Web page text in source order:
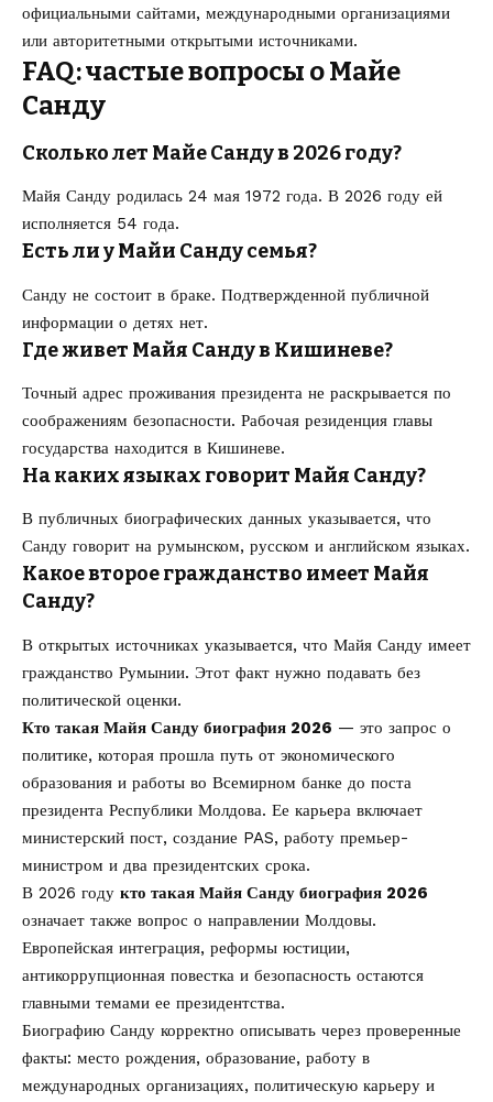
официальными сайтами, международными организациями
или авторитетными открытыми источниками.
FAQ: частые вопросы о Майе
Санду
Сколько лет Майе Санду в 2026 году?
Майя Санду родилась 24 мая 1972 года. В 2026 году ей
исполняется 54 года.
Есть ли у Майи Санду семья?
Санду не состоит в браке. Подтвержденной публичной
информации о детях нет.
Где живет Майя Санду в Кишиневе?
Точный адрес проживания президента не раскрывается по
соображениям безопасности. Рабочая резиденция главы
государства находится в Кишиневе.
На каких языках говорит Майя Санду?
В публичных биографических данных указывается, что
Санду говорит на румынском, русском и английском языках.
Какое второе гражданство имеет Майя
Санду?
В открытых источниках указывается, что Майя Санду имеет
гражданство Румынии. Этот факт нужно подавать без
политической оценки.
Кто такая Майя Санду биография 2026 — это запрос о
политике, которая прошла путь от экономического
образования и работы во Всемирном банке до поста
президента Республики Молдова. Ее карьера включает
министерский пост, создание PAS, работу премьер-
министром и два президентских срока.
В 2026 году кто такая Майя Санду биография 2026
означает также вопрос о направлении Молдовы.
Европейская интеграция, реформы юстиции,
антикоррупционная повестка и безопасность остаются
главными темами ее президентства.
Биографию Санду корректно описывать через проверенные
факты: место рождения, образование, работу в
международных организациях, политическую карьеру и